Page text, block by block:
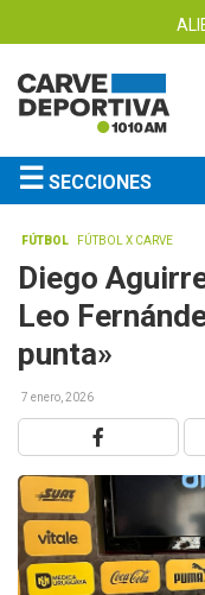
☰ SECCIONES
FÚTBOL FÚTBOL X CARVE
Diego
Leo
punta»
7 enero, 2026